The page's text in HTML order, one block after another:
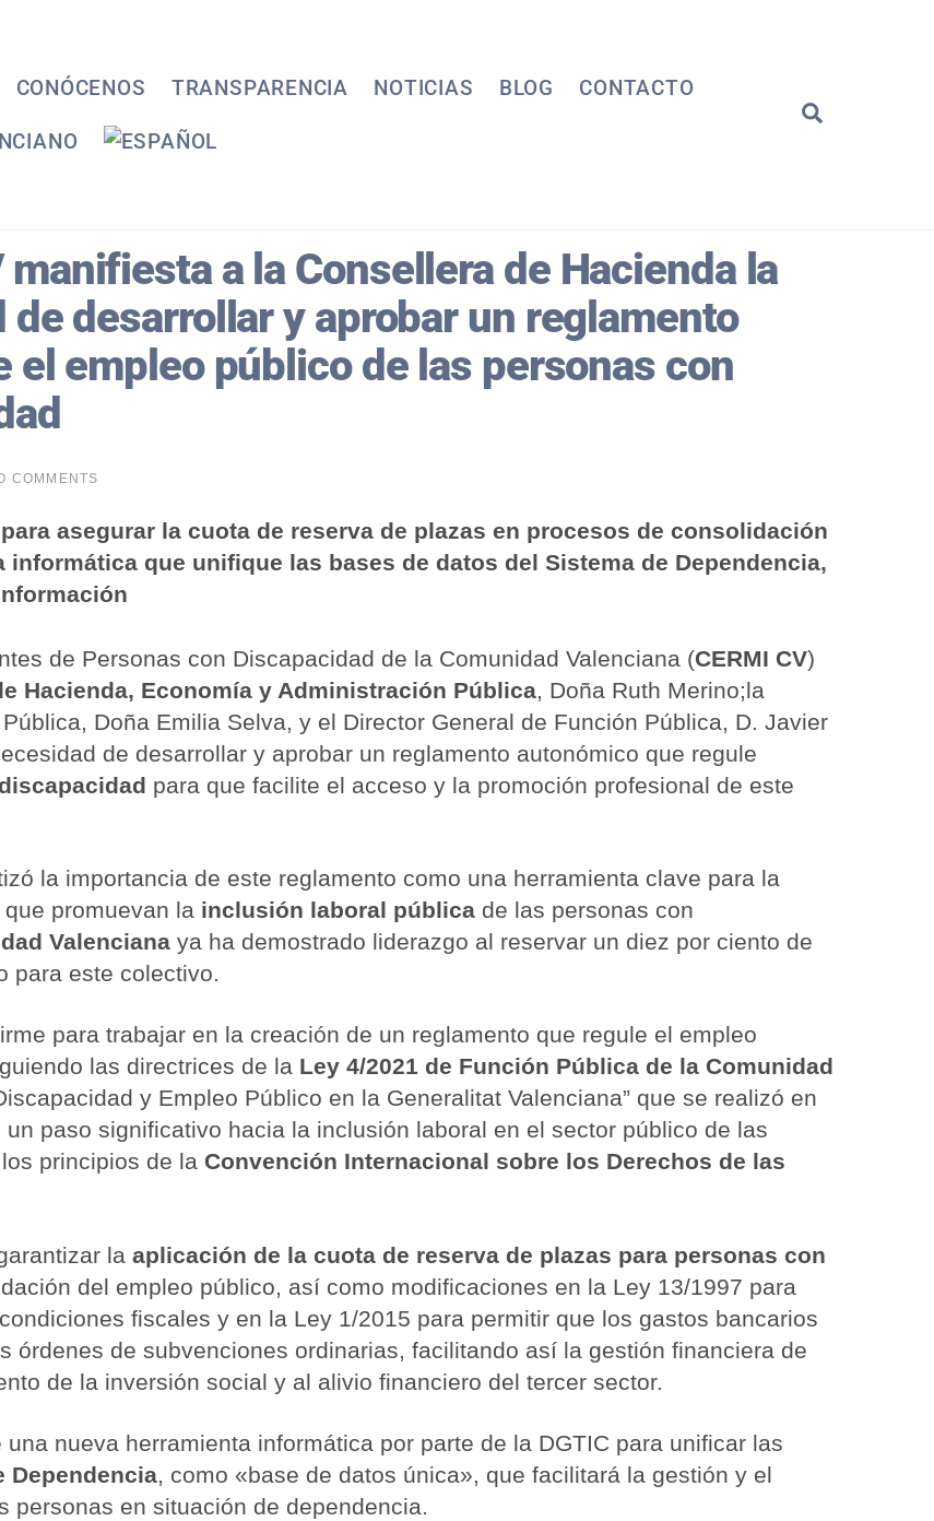
CONÓCENOS TRANSPARENCIA NOTICIAS BLOG CONTACTO
manifiesta a la Consellera de Hacienda la
de desarrollar y aprobar un reglamento
el empleo público de las personas con
COMMENTS
asegurar la cuota de reserva de plazas en procesos de consolidación
que unifique las bases de datos del Sistema de Dependencia,
de Personas con Discapacidad de la Comunidad Valenciana (CERMI CV)
Hacienda, Economía y Administración Pública , Doña Ruth Merino;la
Doña Emilia Selva, y el Director General de Función Pública, D. Javier
de desarrollar y aprobar un reglamento autonómico que regule
para que facilite el acceso y la promoción profesional de este
la importancia de este reglamento como una herramienta clave para la
que promuevan la inclusión laboral pública de las personas con
Valenciana ya ha demostrado liderazgo al reservar un diez por ciento de
para este colectivo.
para trabajar en la creación de un reglamento que regule el empleo
las directrices de la Ley 4/2021 de Función Pública de la Comunidad
y Empleo Público en la Generalitat Valenciana” que se realizó en
paso significativo hacia la inclusión laboral en el sector público de las
principios de la Convención Internacional sobre los Derechos de las
la aplicación de la cuota de reserva de plazas para personas con
del empleo público, así como modificaciones en la Ley 13/1997 para
fiscales y en la Ley 1/2015 para permitir que los gastos bancarios
órdenes de subvenciones ordinarias, facilitando así la gestión financiera de
de la inversión social y al alivio financiero del tercer sector.
nueva herramienta informática por parte de la DGTIC para unificar las
Dependencia, como «base de datos única», que facilitará la gestión y el
personas en situación de dependencia.